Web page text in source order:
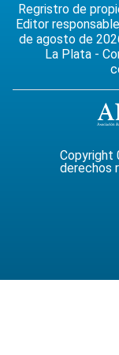
Regristro de
Editor
de agosto de
La Plata -
Copyright
derechos